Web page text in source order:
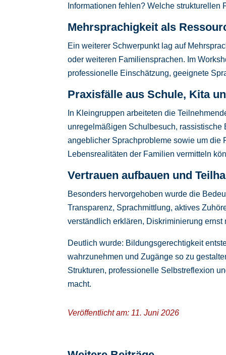
Informationen fehlen? Welche
Mehrsprachigkeit als
Ein weiterer Schwerpunkt lag auf
oder weiteren Familiensprachen. Im
professionelle Einschätzung, geeignete
Praxisfälle aus Schule, Kita
In Kleingruppen arbeiteten die
unregelmäßigen Schulbesuch,
angeblicher Sprachprobleme sowie um die
Lebensrealitäten der Familien vermitteln
Vertrauen aufbauen und
Besonders hervorgehoben wurde die
Transparenz, Sprachmittlung, aktives
verständlich erklären, Diskriminierung
Deutlich wurde: Bildungsgerechtigkeit
wahrzunehmen und Zugänge so zu
Strukturen, professionelle Selbstreflexion
macht.
Veröffentlicht am: 11. Juni 2026